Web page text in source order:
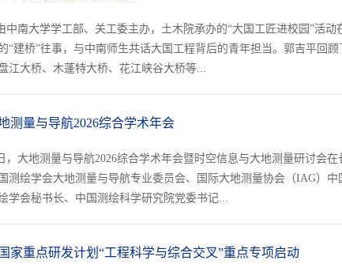
中南大学学工部、关工委主办，土木院承办的“大国工匠进校园”活
“建桥”往事，与中南师生共话大国工程背后的青年担当。郭吉平回
江大桥、木蓬特大桥、花江峡谷大桥等...
测量与导航2026综合学术年会
大地测量与导航2026综合学术年会暨时空信息与大地测量研讨会
测绘学会大地测量与导航专业委员会、国际大地测量协会（IAG）
学会秘书长、中国测绘科学研究院党委书记...
家重点研发计划“工程科学与综合交叉”重点专项启动